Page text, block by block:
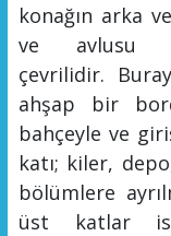
konağın arka
ve avlusu
çevrilidir.
ahşap bir
bahçeyle ve
katı; kiler,
bölümlere
üst katlar